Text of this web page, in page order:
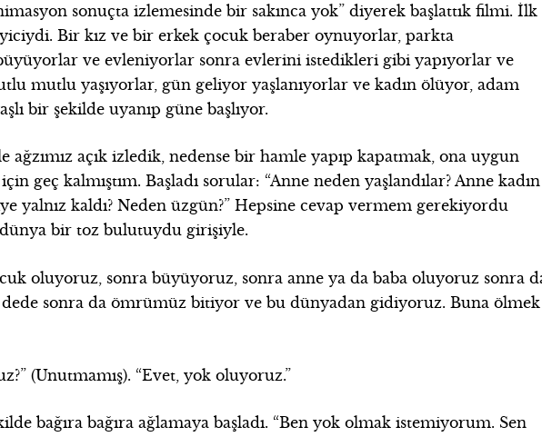
sonuçta izlemesinde bir sakınca yok” diyerek başlattık filmi. İlk
Bir kız ve bir erkek çocuk beraber oynuyorlar, parkta
ve evleniyorlar sonra evlerini istedikleri gibi yapıyorlar ve
mutlu yaşıyorlar, gün geliyor yaşlanıyorlar ve kadın ölüyor, adam
bir şekilde uyanıp güne başlıyor.
ağzımız açık izledik, nedense bir hamle yapıp kapatmak, ona uygun
geç kalmıştım. Başladı sorular: “Anne neden yaşlandılar? Anne kadın
yalnız kaldı? Neden üzgün?” Hepsine cevap vermem gerekiyordu
dünya bir toz bulutuydu girişiyle.
oluyoruz, sonra büyüyoruz, sonra anne ya da baba oluyoruz sonra
dede sonra da ömrümüz bitiyor ve bu dünyadan gidiyoruz. Buna ölmek
(Unutmamış). “Evet, yok oluyoruz.”
bağıra bağıra ağlamaya başladı. “Ben yok olmak istemiyorum. Sen